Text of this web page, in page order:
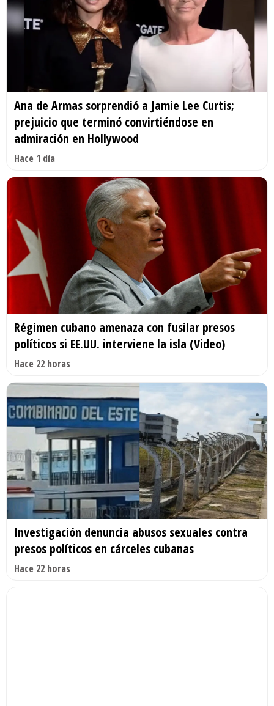
Ana de Armas sorprendió a Jamie Lee Curtis;
prejuicio que terminó convirtiéndose en
admiración en Hollywood
Hace 1 día
Régimen cubano amenaza con fusilar presos
políticos si EE.UU. interviene la isla (Video)
Hace 22 horas
Investigación denuncia abusos sexuales contra
presos políticos en cárceles cubanas
Hace 22 horas